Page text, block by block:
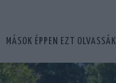
MÁSOK ÉPPEN EZT OLVASSÁK